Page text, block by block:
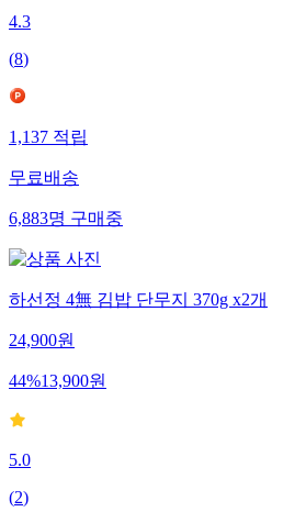
4.3
(8)
1,137적립
무료배송
6,883명구매중
하선정 4無 김밥 단무지 370g x2개
24,900원
44%13,900원
5.0
(2)